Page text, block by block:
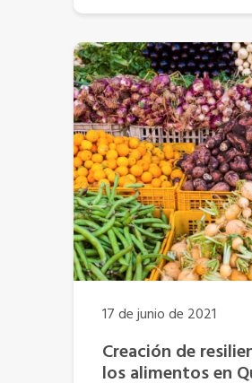
17 de junio de 2021
Creación de
los alimentos en